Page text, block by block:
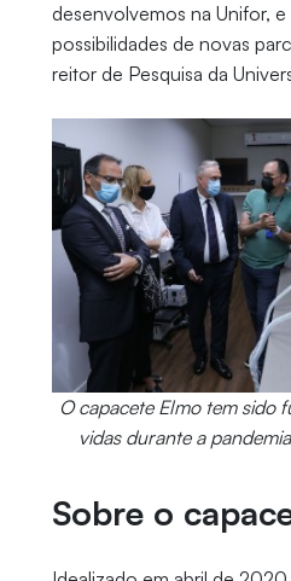
desenvolvemos na Unifor, e
possibilidades de novas
reitor de Pesquisa da
O capacete Elmo tem sido
vidas durante a
Sobre o